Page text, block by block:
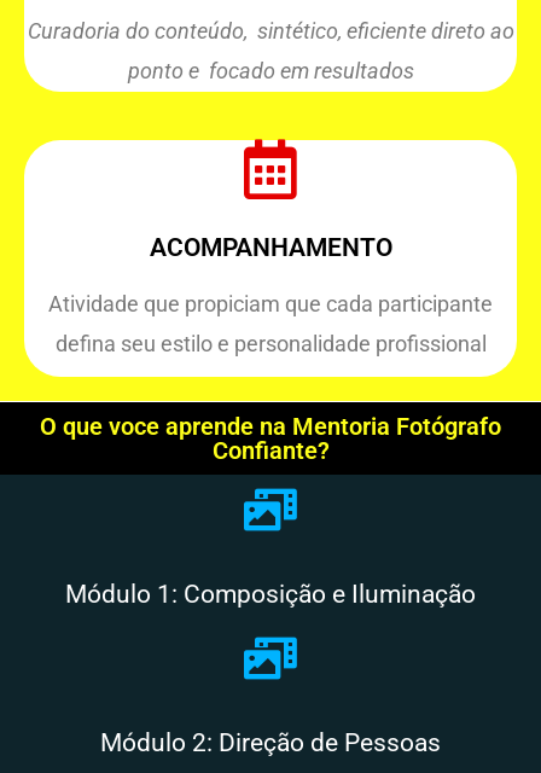
Curadoria do conteúdo, sintético, eficiente direto ao
ponto e focado em resultados
ACOMPANHAMENTO
Atividade que propiciam que cada participante
defina seu estilo e personalidade profissional
O que voce aprende na Mentoria Fotógrafo
Confiante?
Módulo 1: Composição e Iluminação
Módulo 2: Direção de Pessoas